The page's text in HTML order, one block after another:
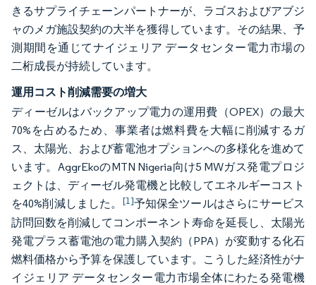
きるサプライチェーンパートナーが、ラゴスおよびアブジ
ャのメガ施設契約の大半を獲得しています。その結果、予
測期間を通じてナイジェリア データセンター電力市場の
二桁成長が持続しています。
運用コスト削減需要の増大
ディーゼルはバックアップ電力の運用費（OPEX）の最大
70%を占めるため、事業者は燃料費を大幅に削減するガ
ス、太陽光、および蓄電池オプションへの多様化を進めて
います。AggrEkoのMTN Nigeria向け5 MWガス発電プロジ
ェクトは、ディーゼル発電機と比較してエネルギーコスト
を40%削減しました。 [1]予知保全ツールはさらにサービス
訪問回数を削減してコンポーネント寿命を延長し、太陽光
発電プラス蓄電池の電力購入契約（PPA）が変動する化石
燃料価格から予算を保護しています。こうした経済性がナ
イジェリア データセンター電力市場全体にわたる発電機